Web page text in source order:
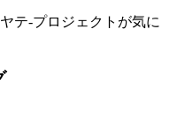
テ-プロジェクトが気に